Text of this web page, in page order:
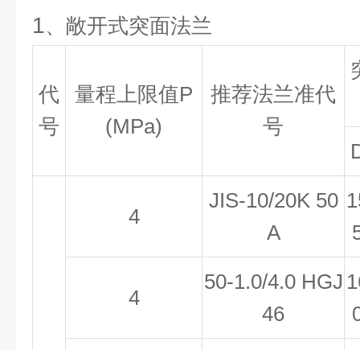
1、敞开式突面法兰
代
号
量程上限值P
(MPa)
推荐法兰准代
号
4
JIS-10/20K 50
A
4
50-1.0/4.0 HGJ
46